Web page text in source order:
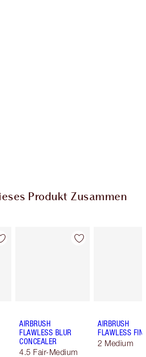
Produkt Zusammen
AIRBRUSH
FLAWLESS BLUR
CONCEALER
4.5 Fair-Medium
AIRBRUSH
FLAWLESS
2 Medium